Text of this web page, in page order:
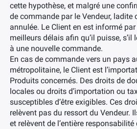
cette hypothèse, et malgré une
de commande par le Vendeur, ladite
annulée. Le Client en est informé
meilleurs délais afin qu’il puisse, s’il
à une nouvelle commande.
En cas de commande vers un pays
métropolitaine, le Client est
Produits concernés. Des droits de
locales ou droits d’importation ou
susceptibles d’être exigibles. Ces
relèvent pas du ressort du Vendeur.
et relèvent de l’entière